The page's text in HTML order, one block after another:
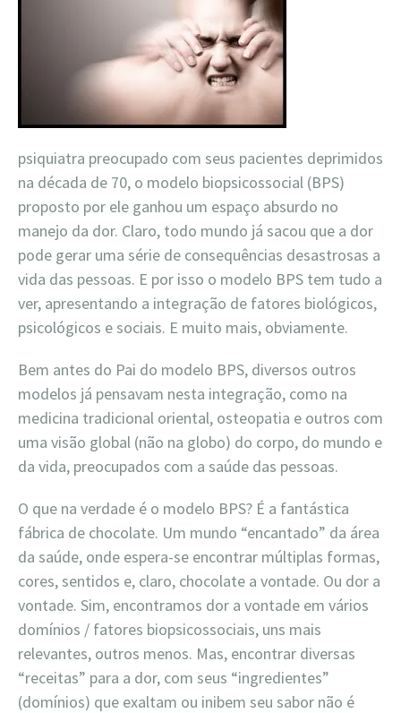
psiquiatra preocupado com seus pacientes deprimidos
na década de 70, o modelo biopsicossocial (BPS)
proposto por ele ganhou um espaço absurdo no
manejo da dor. Claro, todo mundo já sacou que a dor
pode gerar uma série de consequências desastrosas a
vida das pessoas. E por isso o modelo BPS tem tudo a
ver, apresentando a integração de fatores biológicos,
psicológicos e sociais. E muito mais, obviamente.
Bem antes do Pai do modelo BPS, diversos outros
modelos já pensavam nesta integração, como na
medicina tradicional oriental, osteopatia e outros com
uma visão global (não na globo) do corpo, do mundo e
da vida, preocupados com a saúde das pessoas.
O que na verdade é o modelo BPS? É a fantástica
fábrica de chocolate. Um mundo “encantado” da área
da saúde, onde espera-se encontrar múltiplas formas,
cores, sentidos e, claro, chocolate a vontade. Ou dor a
vontade. Sim, encontramos dor a vontade em vários
domínios / fatores biopsicossociais, uns mais
relevantes, outros menos. Mas, encontrar diversas
“receitas” para a dor, com seus “ingredientes”
(domínios) que exaltam ou inibem seu sabor não é